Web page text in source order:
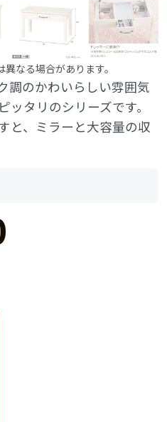
なる場合があります。
調のかわいらしい雰囲気
タリのシリーズです。
と、ミラーと大容量の収